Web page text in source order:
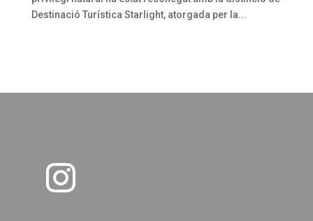
Destinació Turística Starlight, atorgada per la...